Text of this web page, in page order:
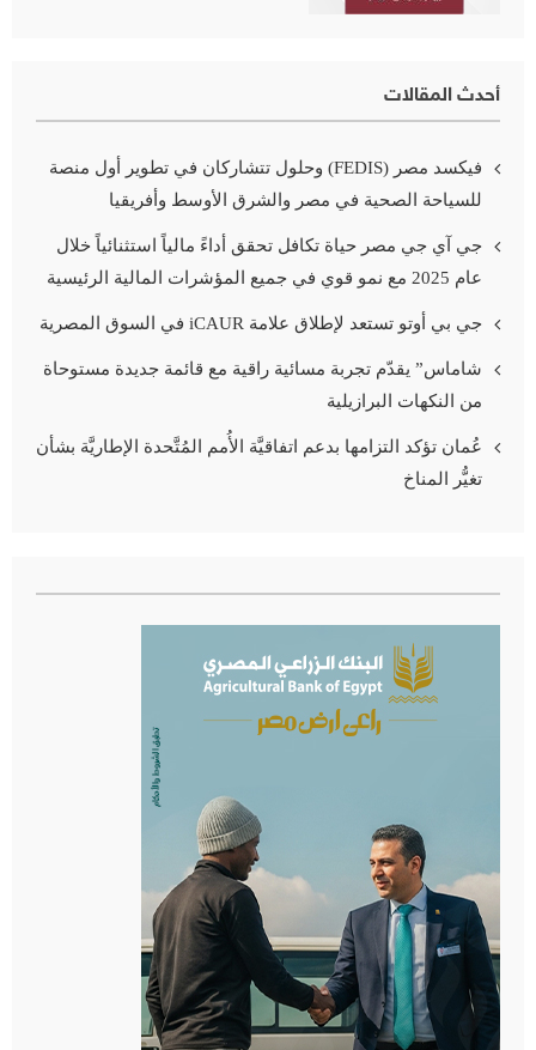
أحدث المقالات
فيكسد مصر (FEDIS) وحلول تتشاركان في تطوير أول منصة
للسياحة الصحية في مصر والشرق الأوسط وأفريقيا
جي آي جي مصر حياة تكافل تحقق أداءً مالياً استثنائياً خلال
عام 2025 مع نمو قوي في جميع المؤشرات المالية الرئيسية
جي بي أوتو تستعد لإطلاق علامة iCAUR في السوق المصرية
شاماس” يقدّم تجربة مسائية راقية مع قائمة جديدة مستوحاة
من النكهات البرازيلية
عُمان تؤكد التزامها بدعم اتفاقيَّة الأُمم المُتَّحدة الإطاريَّة بشأن
تغيُّر المناخ